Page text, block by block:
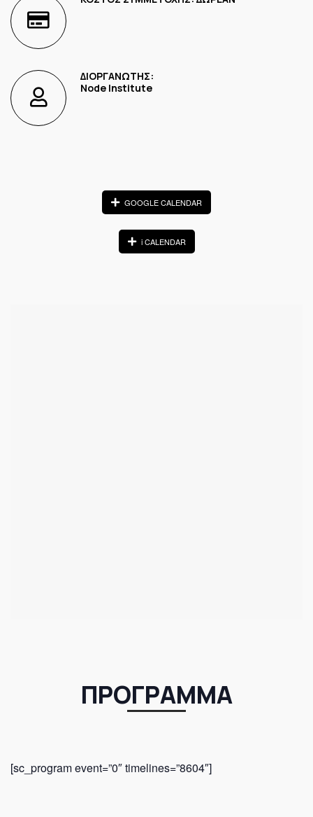
ΔΙΟΡΓΑΝΩΤΗΣ:
Node Institute
GOOGLE CALENDAR
i CALENDAR
ΠΡΟΓΡΑΜΜΑ
[sc_program event=”0″ timelines=”8604″]